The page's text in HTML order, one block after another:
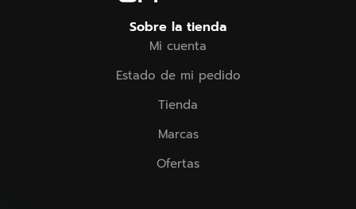
Sobre la tienda
Mi cuenta
Estado de mi pedido
Tienda
Marcas
Ofertas